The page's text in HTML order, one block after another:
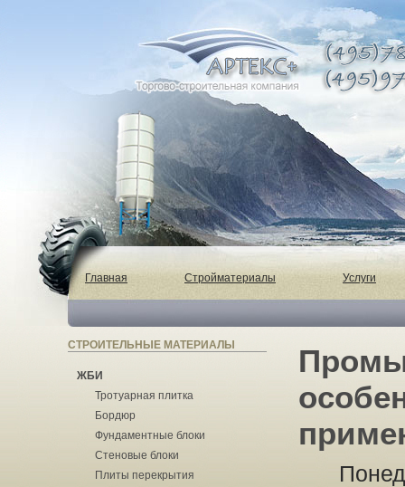
Главная Стройматериалы Услуги
СТРОИТЕЛЬНЫЕ МАТЕРИАЛЫ
ЖБИ
Тротуарная плитка
Бордюр
Фундаментные блоки
Стеновые блоки
Плиты перекрытия